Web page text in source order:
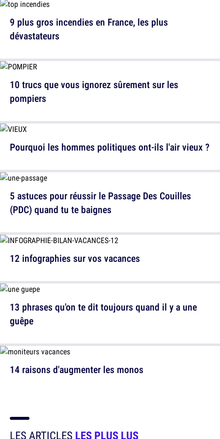
10 trucs que vous ignorez sûrement sur les
pompiers
5 astuces pour réussir le Passage Des Couilles
(PDC) quand tu te baignes
13 phrases qu'on te dit toujours quand il y a une
guêpe
9 plus gros incendies en France, les plus
dévastateurs
Pourquoi les hommes politiques ont-ils l'air vieux ?
12 infographies sur vos vacances
14 raisons d'augmenter les monos
LES ARTICLES LES PLUS LUS